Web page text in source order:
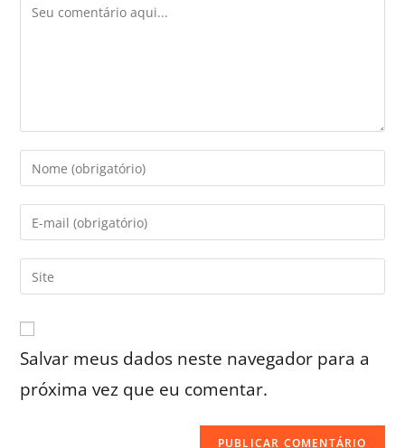
Salvar meus dados neste navegador para a
próxima vez que eu comentar.